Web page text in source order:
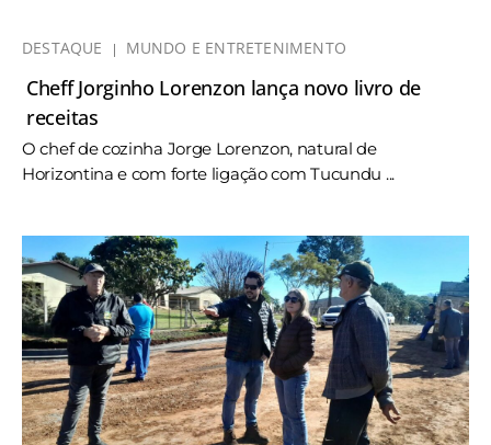
DESTAQUE MUNDO E ENTRETENIMENTO
Cheff Jorginho Lorenzon lança novo livro de
receitas
O chef de cozinha Jorge Lorenzon, natural de
Horizontina e com forte ligação com Tucundu ...